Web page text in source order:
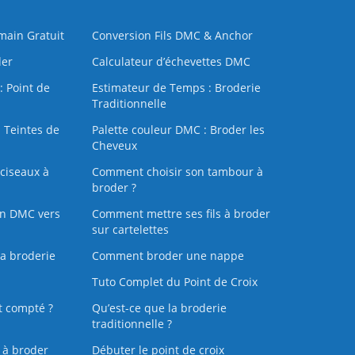
Gratuit
Conversion Fils DMC & Anchor
Calculateur d’échevettes DMC
Point de
Estimateur de Temps : Broderie
Traditionnelle
Teintes de
Palette couleur DMC : Broder les
Cheveux
à
Comment choisir son tambour à
broder ?
DMC vers
Comment mettre ses fils à broder
sur cartelettes
broderie
Comment broder une nappe
Tuto Complet du Point de Croix
compté ?
Qu’est-ce que la broderie
traditionnelle ?
broder
Débuter le point de croix